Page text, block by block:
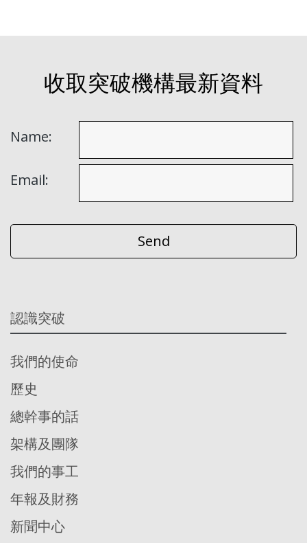
收取突破機構最新資料
Name:
Email:
認識突破
我們的使命
歷史
總幹事的話
架構及團隊
我們的事工
年報及財務
新聞中心